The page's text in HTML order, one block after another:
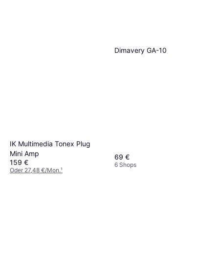
IK Multimedia Tonex Plug
Mini Amp
159 €
Oder 27,48 €/Mon.¹
Dimavery GA-10
69 €
6 Shops